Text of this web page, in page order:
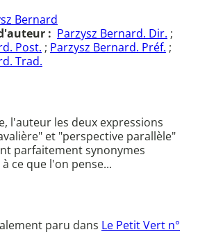
Bernard
: Parzysz Bernard. Dir. ;
Post. ; Parzysz Bernard. Préf. ;
Trad.
l'auteur les deux expressions
et "perspective parallèle"
parfaitement synonymes
ce que l'on pense...
paru dans Le Petit Vert n°